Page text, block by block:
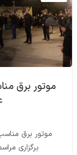
موتور برق
موتور برق
برگزاری